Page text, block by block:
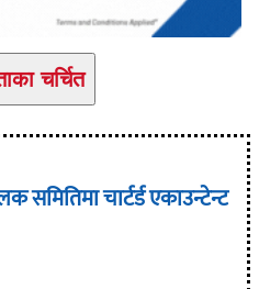
चर्चित
समितिमा चार्टर्ड एकाउन्टेन्ट